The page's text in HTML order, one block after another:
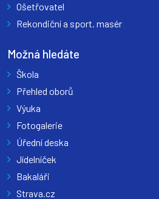
Ošetřovatel
Rekondiční a sport. masér
Možná hledáte
Škola
Přehled oborů
Výuka
Fotogalerie
Úřední deska
Jídelníček
Bakaláři
Strava.cz